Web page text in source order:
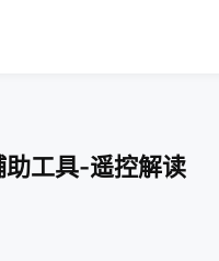
工具-遥控解读